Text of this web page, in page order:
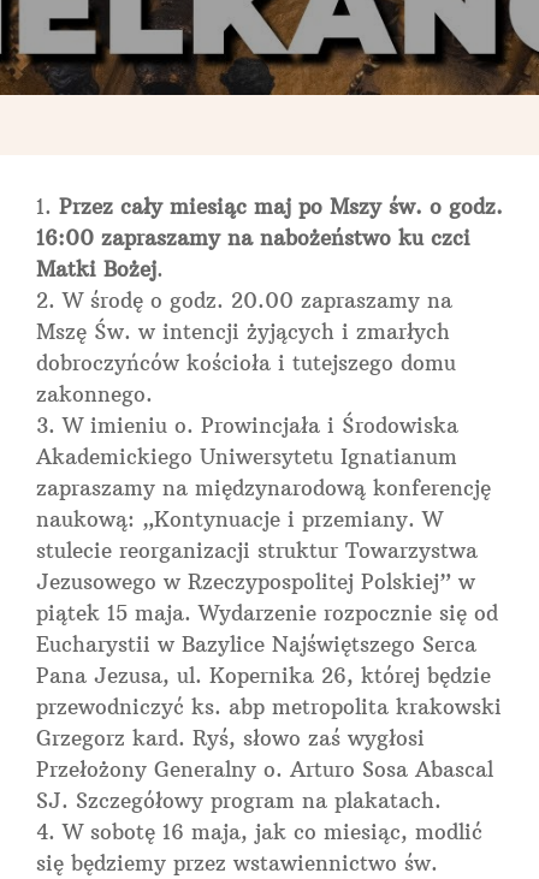
Przez cały miesiąc maj po Mszy św. o godz.
16:00 zapraszamy na nabożeństwo ku czci
Matki Bożej.
W środę o godz. 20.00 zapraszamy na
Mszę Św. w intencji żyjących i zmarłych
dobroczyńców kościoła i tutejszego domu
zakonnego.
W imieniu o. Prowincjała i Środowiska
Akademickiego Uniwersytetu Ignatianum
zapraszamy na międzynarodową konferencję
naukową: „Kontynuacje i przemiany. W
stulecie reorganizacji struktur Towarzystwa
Jezusowego w Rzeczypospolitej Polskiej” w
piątek 15 maja. Wydarzenie rozpocznie się od
Eucharystii w Bazylice Najświętszego Serca
Pana Jezusa, ul. Kopernika 26, której będzie
przewodniczyć ks. abp metropolita krakowski
Grzegorz kard. Ryś, słowo zaś wygłosi
Przełożony Generalny o. Arturo Sosa Abascal
SJ. Szczegółowy program na plakatach.
W sobotę 16 maja, jak co miesiąc, modlić
się będziemy przez wstawiennictwo św.